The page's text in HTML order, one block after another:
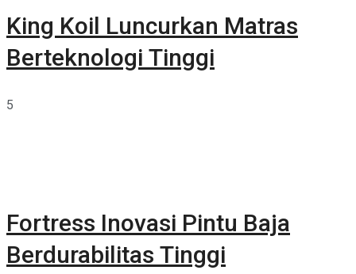
King Koil Luncurkan Matras
Berteknologi Tinggi
5
Fortress Inovasi Pintu Baja
Berdurabilitas Tinggi